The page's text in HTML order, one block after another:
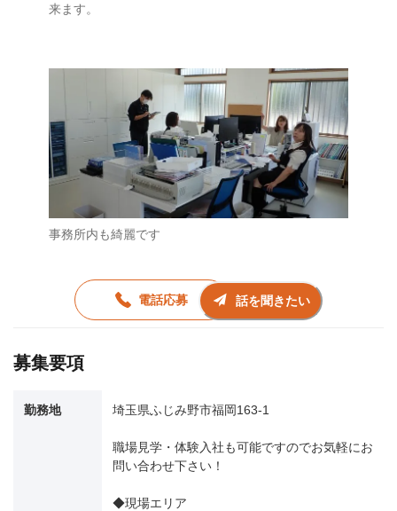
来ます。
事務所内も綺麗です
電話応募 話を聞きたい
募集要項
勤務地 埼玉県ふじみ野市福岡163-1
職場見学・体験入社も可能ですのでお気軽にお
問い合わせ下さい！
◆現場エリア